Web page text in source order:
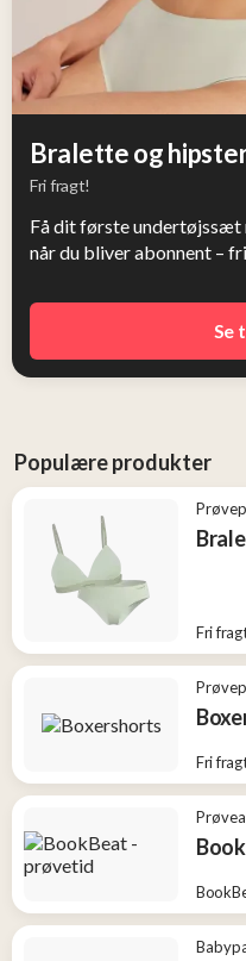
Bralette og
Fri fragt!
Få dit første undertøjssæt
når du bliver abonnent –
Se
Populære produkter
Fri
Fri